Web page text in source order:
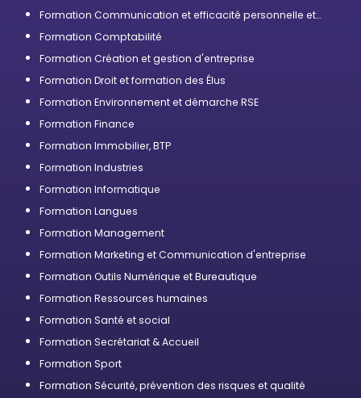
Formation Communication et efficacité personnelle et
Formation Comptabilité
Formation Création et gestion d'entreprise
Formation Droit et formation des Élus
Formation Environnement et démarche RSE
Formation Finance
Formation Immobilier, BTP
Formation Industries
Formation Informatique
Formation Langues
Formation Management
Formation Marketing et Communication d'entreprise
Formation Outils Numérique et Bureautique
Formation Ressources humaines
Formation Santé et social
Formation Secrétariat & Accueil
Formation Sport
Formation Sécurité, prévention des risques et qualité